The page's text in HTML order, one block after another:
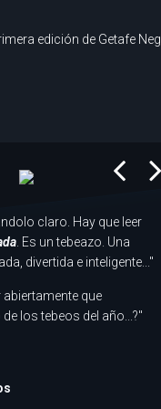
edición de Getafe
claro. Hay que leer
. Es un tebeazo. Una
divertida e inteligente..."
que
los tebeos del año...?"